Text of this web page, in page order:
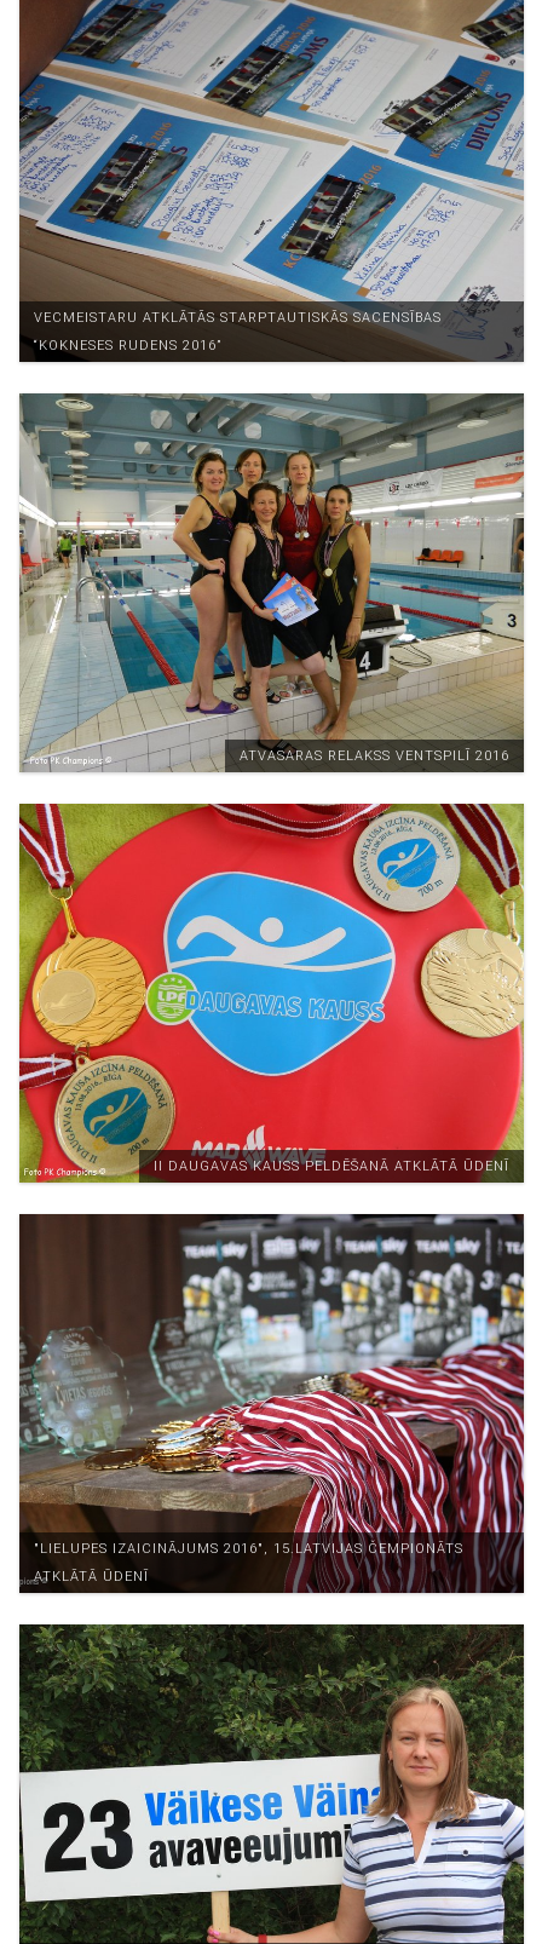
VECMEISTARU ATKLĀTĀS STARPTAUTISKĀS SACENSĪBAS
“KOKNESES RUDENS 2016”
ATVASARAS RELAKSS VENTSPILĪ 2016
II DAUGAVAS KAUSS PELDĒŠANĀ ATKLĀTĀ ŪDENĪ
"LIELUPES IZAICINĀJUMS 2016", 15.LATVIJAS ČEMPIONĀTS
ATKLĀTĀ ŪDENĪ